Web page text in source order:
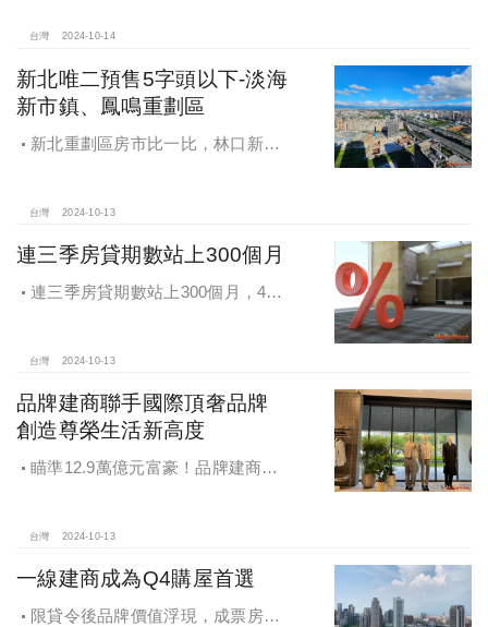
台灣 2024-10-14
新北唯二預售5字頭以下-淡海
新市鎮、鳳鳴重劃區
新北重劃區房市比一比，林口新市
台灣 2024-10-13
連三季房貸期數站上300個月
連三季房貸期數站上300個月，4都
台灣 2024-10-13
品牌建商聯手國際頂奢品牌
創造尊榮生活新高度
瞄準12.9萬億元富豪！品牌建商聯
台灣 2024-10-13
一線建商成為Q4購屋首選
限貸令後品牌價值浮現，成票房保